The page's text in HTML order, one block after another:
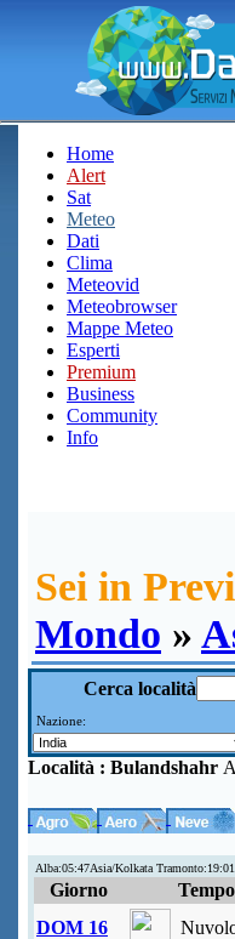
Home
Alert
Sat
Meteo
Dati
Clima
Meteovid
Meteobrowser
Mappe Meteo
Esperti
Premium
Business
Community
Info
Sei in
Mondo »
Cerca località
Nazione:
Località : Bulandshahr
Alba:05:47Asia/Kolkata
Giorno
Tempo
DOM 16